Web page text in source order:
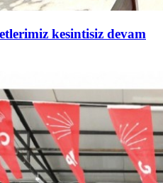
kesintisiz devam